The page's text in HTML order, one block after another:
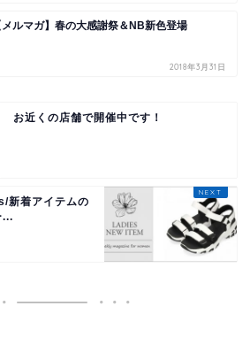
メルマガ】春の大感謝祭＆NB新色登場
2018年3月31日
お近くの店舗で開催中です！
新着アイテムの
...